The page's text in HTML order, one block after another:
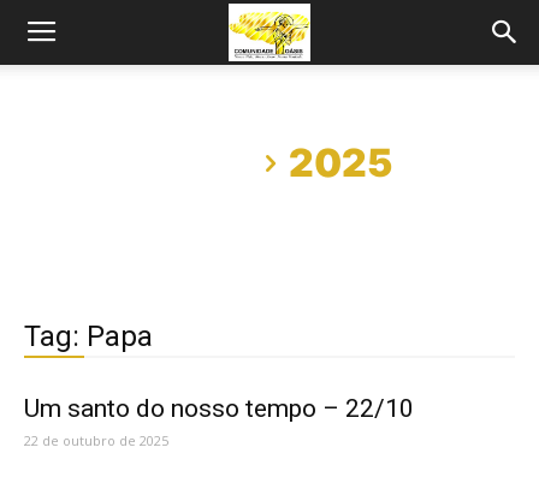
2025
Tag: Papa
Um santo do nosso tempo – 22/10
22 de outubro de 2025